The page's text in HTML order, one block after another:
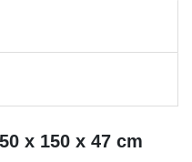
x 150 x 47 cm